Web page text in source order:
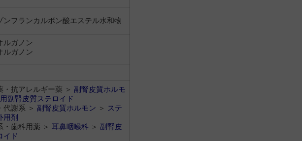
ンフランカルボン酸エステル水和物
ルガノン
ルガノン
・抗アレルギー薬 ＞ 副腎皮質ホルモ
副腎皮質ステロイド
代謝系 ＞ 副腎皮質ホルモン ＞ ステ
用剤
・歯科用薬 ＞ 耳鼻咽喉科 ＞ 副腎皮
イド